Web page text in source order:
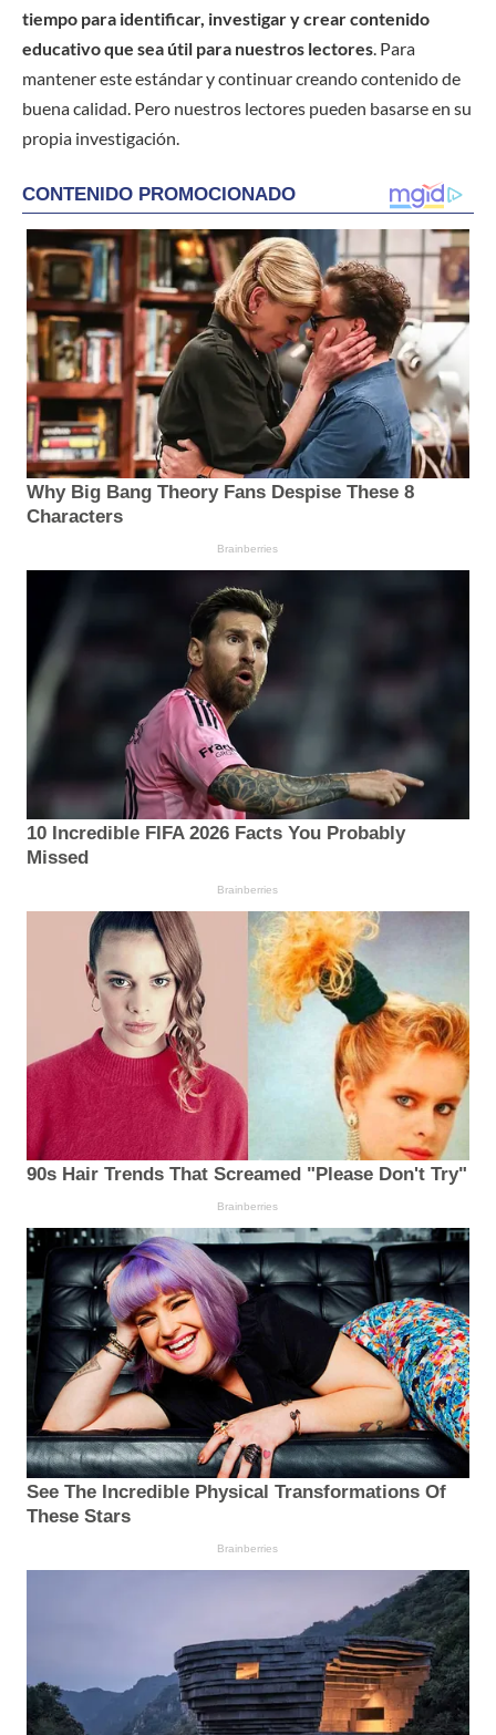
tiempo para identificar, investigar y crear contenido
educativo que sea útil para nuestros lectores. Para
mantener este estándar y continuar creando contenido de
buena calidad. Pero nuestros lectores pueden basarse en su
propia investigación.